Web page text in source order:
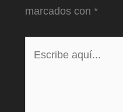
marcados con *